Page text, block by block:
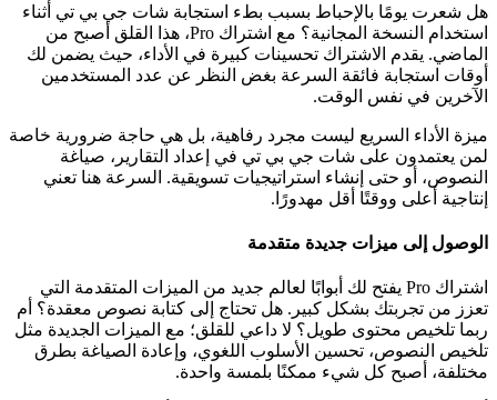
هل شعرت يومًا بالإحباط بسبب بطء استجابة شات جي بي تي أثناء
استخدام النسخة المجانية؟ مع اشتراك Pro، هذا القلق أصبح من
الماضي. يقدم الاشتراك تحسينات كبيرة في الأداء، حيث يضمن لك
أوقات استجابة فائقة السرعة بغض النظر عن عدد المستخدمين
الآخرين في نفس الوقت.
ميزة الأداء السريع ليست مجرد رفاهية، بل هي حاجة ضرورية خاصة
لمن يعتمدون على شات جي بي تي في إعداد التقارير، صياغة
النصوص، أو حتى إنشاء استراتيجيات تسويقية. السرعة هنا تعني
إنتاجية أعلى ووقتًا أقل مهدورًا.
الوصول إلى ميزات جديدة متقدمة
اشتراك Pro يفتح لك أبوابًا لعالم جديد من الميزات المتقدمة التي
تعزز من تجربتك بشكل كبير. هل تحتاج إلى كتابة نصوص معقدة؟ أم
ربما تلخيص محتوى طويل؟ لا داعي للقلق؛ مع الميزات الجديدة مثل
تلخيص النصوص، تحسين الأسلوب اللغوي، وإعادة الصياغة بطرق
مختلفة، أصبح كل شيء ممكنًا بلمسة واحدة.